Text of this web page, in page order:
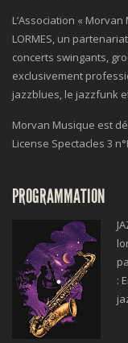
L’Association «
LORMES, un
concerts swingants,
exclusivement
jazzblues, le jazzfunk
Morvan Musique est
License Spectacles 3 n°
PROGRAMMATION
: